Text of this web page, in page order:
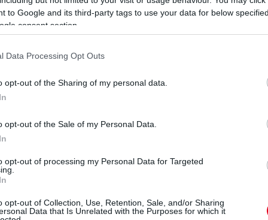
to Google and its third-party tags to use your data for below
consent section.
Data Processing Opt Outs
opt-out of the Sharing of my personal data.
opt-out of the Sale of my Personal Data.
opt-out of processing my Personal Data for Targeted
opt-out of Collection, Use, Retention, Sale, and/or Sharing
Data that Is Unrelated with the Purposes for which it
aki szerint amerikai
csapatra is nagy szükség
van. Elmondta azt is:
számít, hogy rövidesen
újra lesz az országnak
világbajnokságon.
újra elhódítani az év végi
elsőséget. A kérdés az